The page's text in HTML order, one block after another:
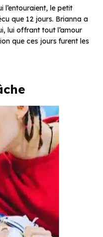
l’entouraient, le petit
que 12 jours. Brianna a
lui offrant tout l’amour
que ces jours furent les